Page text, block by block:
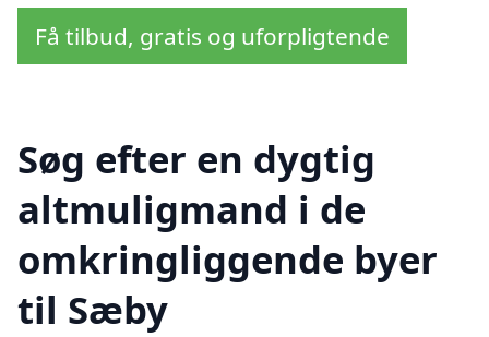
Få tilbud, gratis og uforpligtende
Søg efter en dygtig
altmuligmand i de
omkringliggende byer
til Sæby